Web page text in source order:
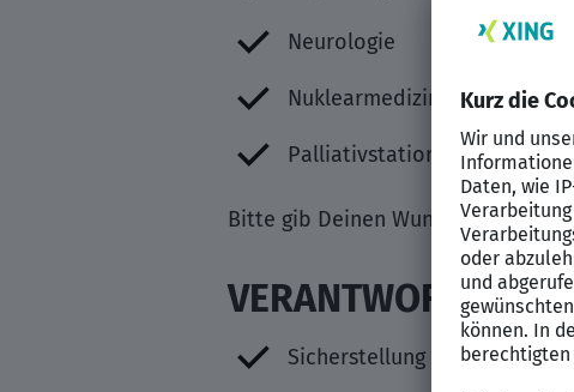
Neurologie
Nuklearmedizin
Palliativstation
Bitte gib Deinen Wunschbereich in
Sicherstellung einer